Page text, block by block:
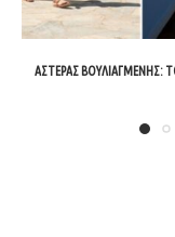
ΑΣΤΈΡΑΣ ΒΟΥΛΙΑΓΜΈΝΗΣ: